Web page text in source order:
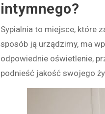
intymnego?
Sypialnia to miejsce, które
sposób ją urządzimy, ma
odpowiednie oświetlenie,
podnieść jakość swojego